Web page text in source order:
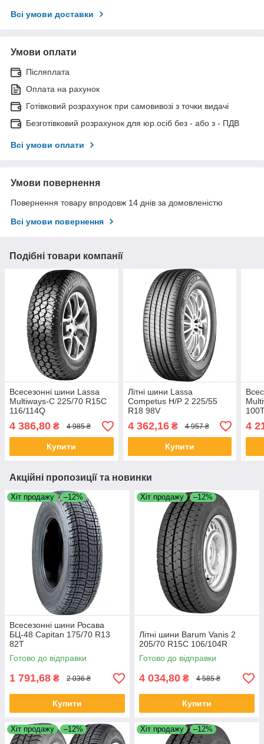
Всі умови доставки
Умови оплати
Післяплата
Оплата на рахунок
Готівковий розрахунок при самовивозі з точки видачі
Безготівковий розрахунок для юр.осіб без - або з - ПДВ
Всі умови оплати
Умови повернення
Повернення товару впродовж 14 днів за домовленістю
Всі умови повернення
Подібні товари компанії
Всесезонні шини Lassa
Multiways-C 225/70 R15C
116/114Q
4 386,80 ₴ 4 985 ₴
Купити
Літні шини Lassa
Competus H/P 2 225/55
R18 98V
4 362,16₴ 4 957 ₴
Купити
4
Акційні пропозиції та новинки
Хіт продажу –12%
Всесезонні шини Росава
БЦ-48 Capitan 175/70 R13
82T
Готово до відправки
1 791,68 ₴ 2 036 ₴
Купити
Хіт продажу –12%
Літні шини Barum Vanis 2
205/70 R15C 106/104R
Готово до відправки
4 034,80 ₴ 4 585 ₴
Купити
Хіт продажу –12% Хіт продажу –12%